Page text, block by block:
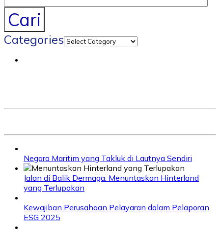
Cari
Categories
Negara Maritim yang Takluk di Lautnya Sendiri
Jalan di Balik Dermaga: Menuntaskan Hinterland
yang Terlupakan
Kewajiban Perusahaan Pelayaran dalam Pelaporan
ESG 2025